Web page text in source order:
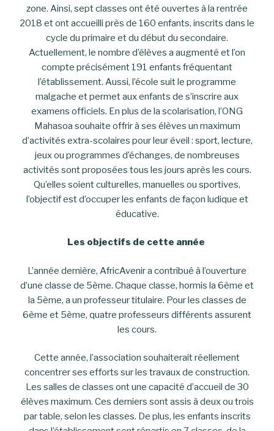
zone. Ainsi, sept classes ont été ouvertes à la rentrée
2018 et ont accueilli près de 160 enfants, inscrits dans le
cycle du primaire et du début du secondaire.
Actuellement, le nombre d’élèves a augmenté et l’on
compte précisément 191 enfants fréquentant
l’établissement. Aussi, l’école suit le programme
malgache et permet aux enfants de s’inscrire aux
examens officiels. En plus de la scolarisation, l’ONG
Mahasoa souhaite offrir à ses élèves un maximum
d’activités extra-scolaires pour leur éveil : sport, lecture,
jeux ou programmes d’échanges, de nombreuses
activités sont proposées tous les jours après les cours.
Qu’elles soient culturelles, manuelles ou sportives,
l’objectif est d’occuper les enfants de façon ludique et
éducative.
Les objectifs de cette année
L’année dernière, AfricAvenir a contribué à l’ouverture
d’une classe de 5ème. Chaque classe, hormis la 6ème et
la 5ème, a un professeur titulaire. Pour les classes de
6ème et 5ème, quatre professeurs différents assurent
les cours.
Cette année, l’association souhaiterait réellement
concentrer ses efforts sur les travaux de construction.
Les salles de classes ont une capacité d’accueil de 30
élèves maximum. Ces derniers sont assis à deux ou trois
par table, selon les classes. De plus, les enfants inscrits